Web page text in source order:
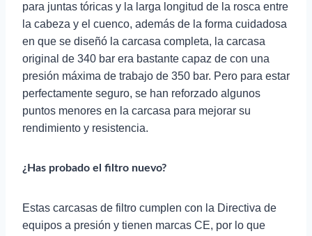
para juntas tóricas y la larga longitud de la rosca entre
la cabeza y el cuenco, además de la forma cuidadosa
en que se diseñó la carcasa completa, la carcasa
original de 340 bar era bastante capaz de con una
presión máxima de trabajo de 350 bar. Pero para estar
perfectamente seguro, se han reforzado algunos
puntos menores en la carcasa para mejorar su
rendimiento y resistencia.
¿Has probado el filtro nuevo?
Estas carcasas de filtro cumplen con la Directiva de
equipos a presión y tienen marcas CE, por lo que